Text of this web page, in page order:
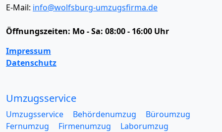
E-Mail: info@wolfsburg-umzugsfirma.de
Öffnungszeiten: Mo - Sa: 08:00 - 16:00 Uhr
Impressum
Datenschutz
Umzugsservice
Umzugsservice Behördenumzug
Büroumzug
Fernumzug
Firmenumzug
Laborumzug